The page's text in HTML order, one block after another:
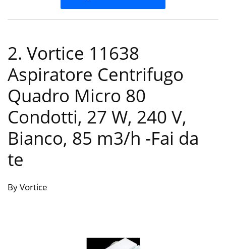
2. Vortice 11638
Aspiratore Centrifugo
Quadro Micro 80
Condotti, 27 W, 240 V,
Bianco, 85 m3/h -Fai da
te
By Vortice